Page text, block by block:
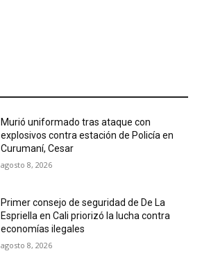
Murió uniformado tras ataque con
explosivos contra estación de Policía en
Curumaní, Cesar
agosto 8, 2026
Primer consejo de seguridad de De La
Espriella en Cali priorizó la lucha contra
economías ilegales
agosto 8, 2026